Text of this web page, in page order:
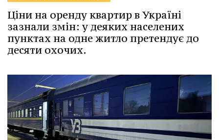
Ціни на оренду квартир в Україні
зазнали змін: у деяких населених
пунктах на одне житло претендує до
десяти охочих.